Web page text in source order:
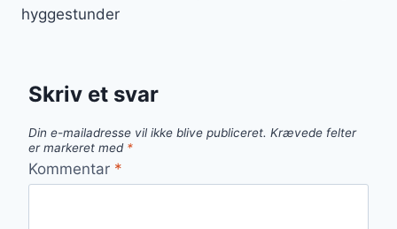
hyggestunder
Skriv et svar
Din e-mailadresse vil ikke blive publiceret. Krævede felter
er markeret med *
Kommentar *